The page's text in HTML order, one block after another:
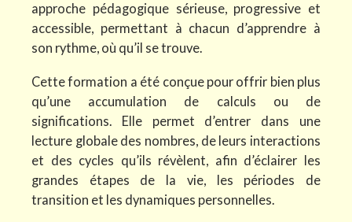
approche pédagogique sérieuse, progressive et
accessible, permettant à chacun d’apprendre à
son rythme, où qu’il se trouve.
Cette formation a été conçue pour offrir bien plus
qu’une accumulation de calculs ou de
significations. Elle permet d’entrer dans une
lecture globale des nombres, de leurs interactions
et des cycles qu’ils révèlent, afin d’éclairer les
grandes étapes de la vie, les périodes de
transition et les dynamiques personnelles.